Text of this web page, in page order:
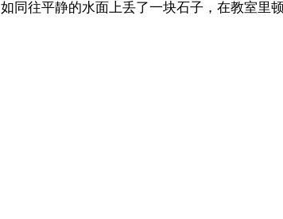
同往平静的水面上丢了一块石子，在教室里